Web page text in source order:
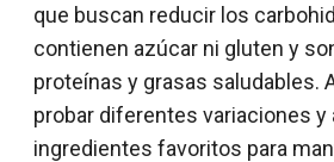
que buscan reducir los
contienen azúcar ni gluten y
proteínas y grasas saludables.
probar diferentes variaciones y
ingredientes favoritos para